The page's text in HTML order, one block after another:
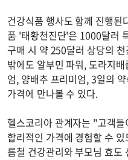
건강식품 행사도 함께 진행된
품 '태황천진단'은 1000달러
구매 시 약 250달러 상당의
밖에도 알부민 파워, 도라지
엄, 양배추 프리미엄, 3일의
가격에 만나볼 수 있다.
헬스코리아 관계자는 "고객
합리적인 가격에 경험할 수
름철 건강관리와 부모님 효도